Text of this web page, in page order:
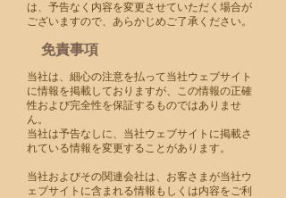
は、予告なく内容を変更させていただく場合が
ございますので、あらかじめご了承ください。
免責事項
当社は、細心の注意を払って当社ウェブサイト
に情報を掲載しておりますが、この情報の正確
性および完全性を保証するものではありませ
ん。
当社は予告なしに、当社ウェブサイトに掲載さ
れている情報を変更することがあります。
当社およびその関連会社は、お客さまが当社ウ
ェブサイトに含まれる情報もしくは内容をご利